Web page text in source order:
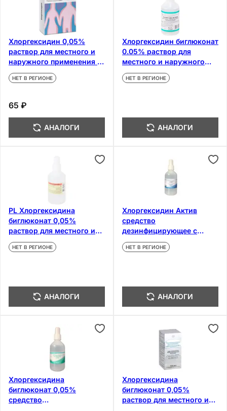
Хлоргексидин 0,05%
раствор для местного и
наружного применения 10
мл 5 шт
НЕТ В РЕГИОНЕ
65 ₽
АНАЛОГИ
Хлоргексидин биглюконат
0.05% раствор для
местного и наружного
применения 100 мл
НЕТ В РЕГИОНЕ
АНАЛОГИ
PL Хлоргексидина
биглюконат 0,05%
раствор для местного и
наружного применения
100 мл
НЕТ В РЕГИОНЕ
АНАЛОГИ
Хлоргексидин Актив
средство
дезинфицирующее с
ионами серебра 100 мл
НЕТ В РЕГИОНЕ
АНАЛОГИ
Хлоргексидина
биглюконат 0,05%
средство
Хлоргексидина
биглюконат 0,05%
раствор для местного и